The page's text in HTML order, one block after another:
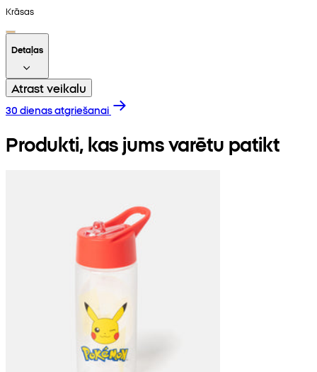
Krāsas
Detaļas
Atrast veikalu
30 dienas atgriešanai
Produkti, kas jums varētu patikt